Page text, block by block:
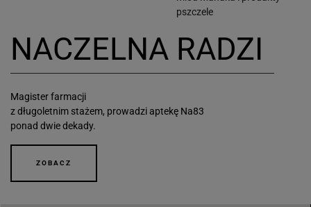
pszczele
NACZELNA RADZI
Magister farmacji
z długoletnim stażem, prowadzi aptekę Na83
ponad dwie dekady.
ZOBACZ